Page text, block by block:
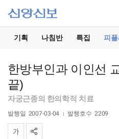
기획 나침반 특집 피
한방부인과 이인선
끝)
자궁근종의 한의학적 치료
발행일 2007-03-04 발행호수 2209